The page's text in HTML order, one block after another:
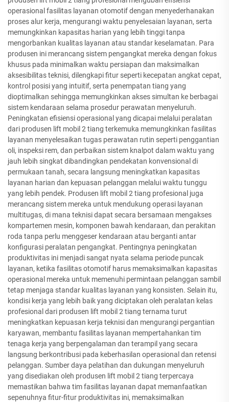
operasional fasilitas layanan otomotif dengan menyederhanakan
proses alur kerja, mengurangi waktu penyelesaian layanan, serta
memungkinkan kapasitas harian yang lebih tinggi tanpa
mengorbankan kualitas layanan atau standar keselamatan. Para
produsen ini merancang sistem pengangkat mereka dengan fokus
khusus pada minimalkan waktu persiapan dan maksimalkan
aksesibilitas teknisi, dilengkapi fitur seperti kecepatan angkat cepat,
kontrol posisi yang intuitif, serta penempatan tiang yang
dioptimalkan sehingga memungkinkan akses simultan ke berbagai
sistem kendaraan selama prosedur perawatan menyeluruh.
Peningkatan efisiensi operasional yang dicapai melalui peralatan
dari produsen lift mobil 2 tiang terkemuka memungkinkan fasilitas
layanan menyelesaikan tugas perawatan rutin seperti penggantian
oli, inspeksi rem, dan perbaikan sistem knalpot dalam waktu yang
jauh lebih singkat dibandingkan pendekatan konvensional di
permukaan tanah, secara langsung meningkatkan kapasitas
layanan harian dan kepuasan pelanggan melalui waktu tunggu
yang lebih pendek. Produsen lift mobil 2 tiang profesional juga
merancang sistem mereka untuk mendukung operasi layanan
multitugas, di mana teknisi dapat secara bersamaan mengakses
kompartemen mesin, komponen bawah kendaraan, dan perakitan
roda tanpa perlu menggeser kendaraan atau berganti antar
konfigurasi peralatan pengangkat. Pentingnya peningkatan
produktivitas ini menjadi sangat nyata selama periode puncak
layanan, ketika fasilitas otomotif harus memaksimalkan kapasitas
operasional mereka untuk memenuhi permintaan pelanggan sambil
tetap menjaga standar kualitas layanan yang konsisten. Selain itu,
kondisi kerja yang lebih baik yang diciptakan oleh peralatan kelas
profesional dari produsen lift mobil 2 tiang ternama turut
meningkatkan kepuasan kerja teknisi dan mengurangi pergantian
karyawan, membantu fasilitas layanan mempertahankan tim
tenaga kerja yang berpengalaman dan terampil yang secara
langsung berkontribusi pada keberhasilan operasional dan retensi
pelanggan. Sumber daya pelatihan dan dukungan menyeluruh
yang disediakan oleh produsen lift mobil 2 tiang terpercaya
memastikan bahwa tim fasilitas layanan dapat memanfaatkan
sepenuhnya fitur-fitur produktivitas ini, memaksimalkan